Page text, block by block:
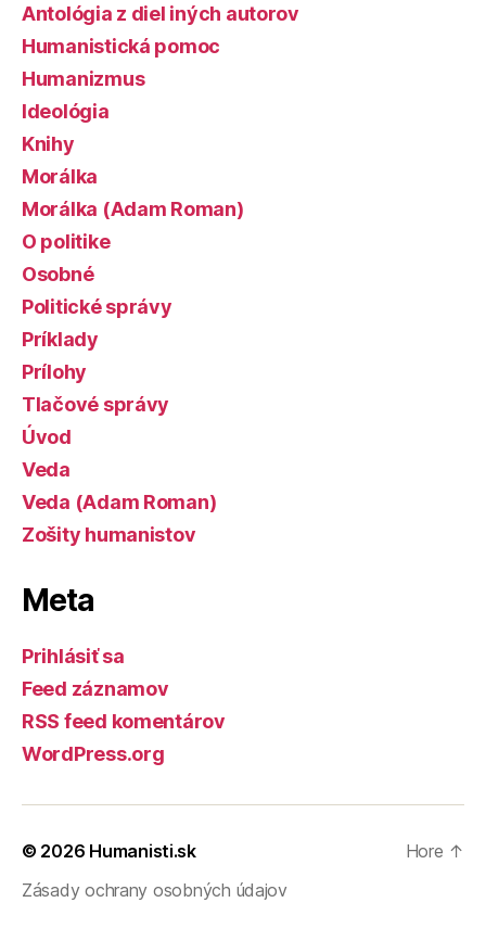
Antológia z diel iných autorov
Humanistická pomoc
Humanizmus
Ideológia
Knihy
Morálka
Morálka (Adam Roman)
O politike
Osobné
Politické správy
Príklady
Prílohy
Tlačové správy
Úvod
Veda
Veda (Adam Roman)
Zošity humanistov
Meta
Prihlásiť sa
Feed záznamov
RSS feed komentárov
WordPress.org
© 2026 Humanisti.sk
Zásady ochrany osobných údajov
Hore ↑